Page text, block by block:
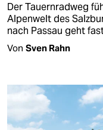
Der Tauernradweg
Alpenwelt des
nach Passau geht
Von Sven Rahn